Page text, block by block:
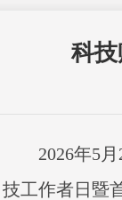
科
2026年5
技工作者日暨